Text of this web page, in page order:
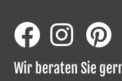
Wir beraten Sie